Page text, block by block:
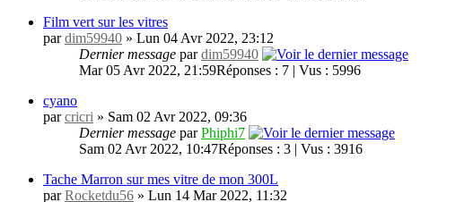
Film vert sur les vitres
pardim59940 » Lun 04 Avr 2022, 23:12
Dernier message pardim59940
Mar 05 Avr 2022, 21:59Réponses : 7 | Vus : 5996
cyano
parcricri » Sam 02 Avr 2022, 09:36
Dernier message parPhiphi7
Sam 02 Avr 2022, 10:47Réponses : 3 | Vus : 3916
Tache Marron sur mes vitre de mon 300L
parRocketdu56 » Lun 14 Mar 2022, 11:32